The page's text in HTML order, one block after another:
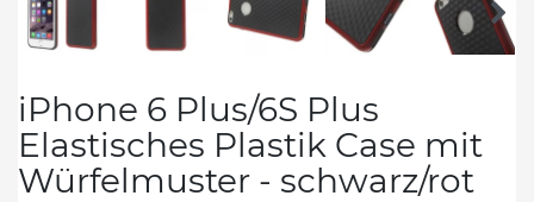
iPhone 6 Plus/6S Plus
Elastisches Plastik Case mit
Würfelmuster - schwarz/rot